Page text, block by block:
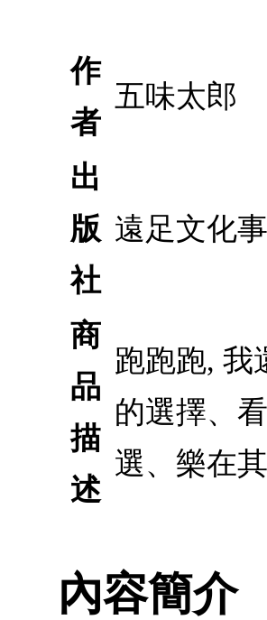
作
者
五味太郎
出
版
社
遠足文化
商
品
描
述
跑跑跑, 我
的選擇、
選、樂在
內容簡介